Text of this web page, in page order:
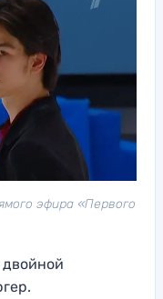
эфира «Первого